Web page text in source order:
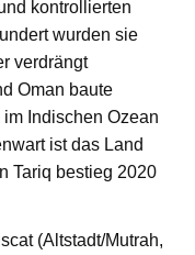
kontrollierten
wurden sie
verdrängt
Oman baute
Indischen Ozean
ist das Land
Tariq bestieg 2020
(Altstadt/Mutrah,